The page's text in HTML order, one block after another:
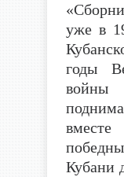
уже в
годы
войны
Кубани